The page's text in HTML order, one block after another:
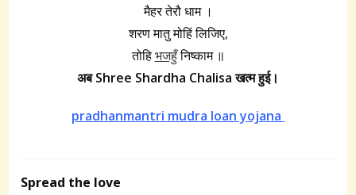
मैहर तेरौ धाम ।
शरण मातु मोहिं लिजिए,
तोहिभजहुँनिष्काम ॥
अब Shree Shardha Chalisa खत्म हुई।
pradhanmantri mudra loan yojana
Spread the love